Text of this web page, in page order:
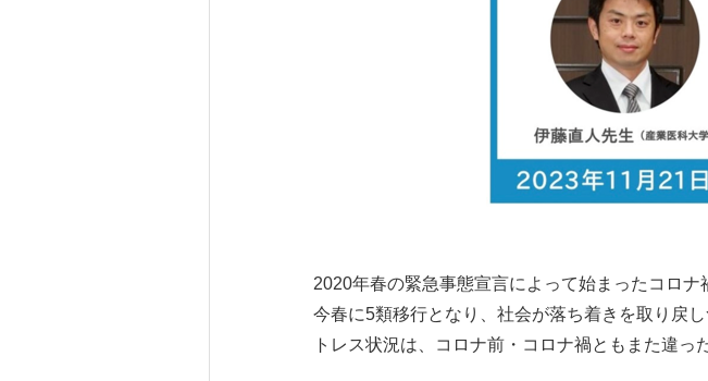
2020年春の緊急事態宣言によって始まったコロ
今春に5類移行となり、社会が落ち着きを取り戻
トレス状況は、コロナ前・コロナ禍ともまた違っ